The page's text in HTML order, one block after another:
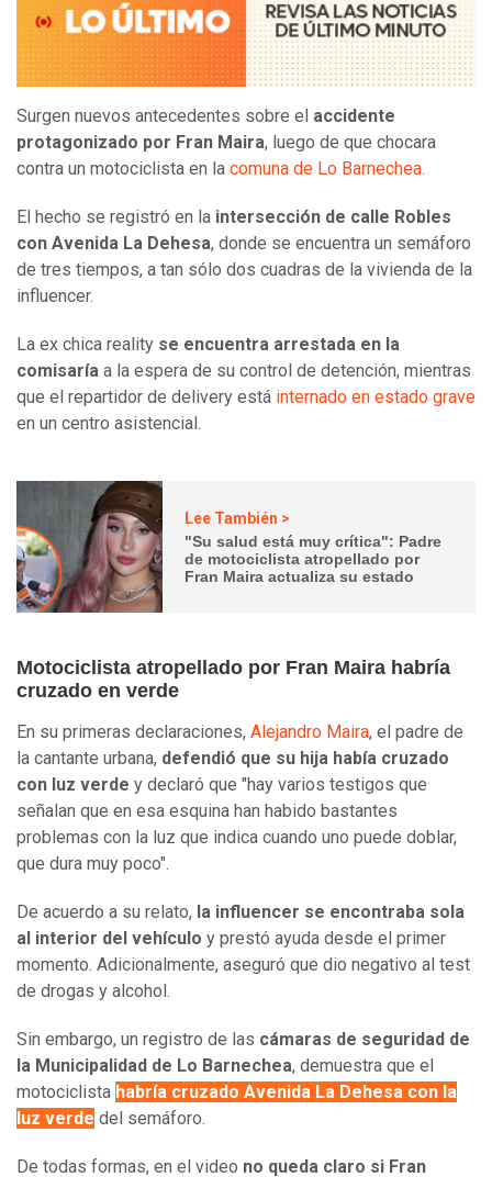
Surgen nuevos antecedentes sobre el accidente
protagonizado por Fran Maira, luego de que chocara
contra un motociclista en la comuna de Lo Barnechea.
El hecho se registró en la intersección de calle Robles
con Avenida La Dehesa, donde se encuentra un semáforo
de tres tiempos, a tan sólo dos cuadras de la vivienda de la
influencer.
La ex chica reality se encuentra arrestada en la
comisaría a la espera de su control de detención, mientras
que el repartidor de delivery está internado en estado grave
en un centro asistencial.
Lee También >
"Su salud está muy crítica": Padre
de motociclista atropellado por
Fran Maira actualiza su estado
Motociclista atropellado por Fran Maira habría
cruzado en verde
En su primeras declaraciones, Alejandro Maira, el padre de
la cantante urbana, defendió que su hija había cruzado
con luz verde y declaró que "hay varios testigos que
señalan que en esa esquina han habido bastantes
problemas con la luz que indica cuando uno puede doblar,
que dura muy poco".
De acuerdo a su relato, la influencer se encontraba sola
al interior del vehículo y prestó ayuda desde el primer
momento. Adicionalmente, aseguró que dio negativo al test
de drogas y alcohol.
Sin embargo, un registro de las cámaras de seguridad de
la Municipalidad de Lo Barnechea, demuestra que el
motociclista habría cruzado Avenida La Dehesa con la
luz verde del semáforo.
De todas formas, en el video no queda claro si Fran